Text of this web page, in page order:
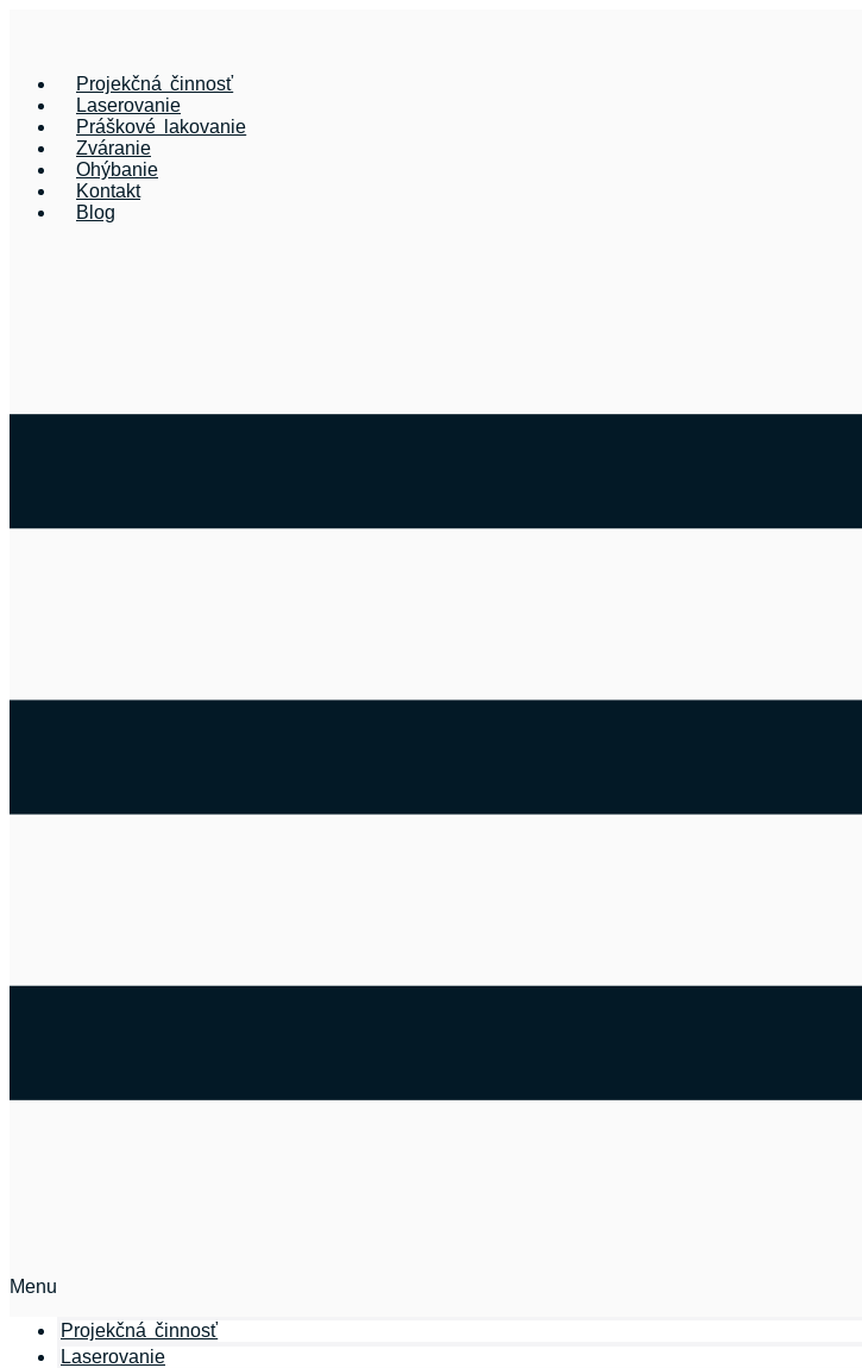
Projekčná činnosť
Laserovanie
Práškové lakovanie
Zváranie
Ohýbanie
Kontakt
Blog
Menu
Projekčná činnosť
Laserovanie